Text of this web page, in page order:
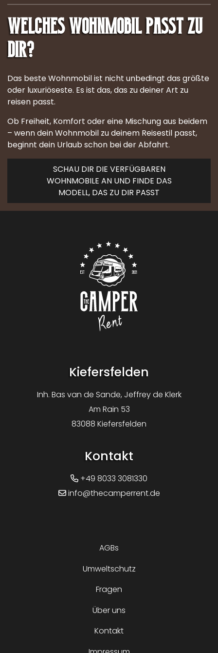
Welches Wohnmobil passt zu
dir?
Das beste Wohnmobil ist nicht unbedingt das größte
oder luxuriöseste. Es ist das, das zu deiner Art zu
reisen passt.
Ob Freiheit, Komfort oder eine Mischung aus beidem
– wenn dein Wohnmobil zu deinem Reisestil passt,
beginnt dein Urlaub schon bei der Abfahrt.
SCHAU DIR DIE VERFÜGBAREN
WOHNMOBILE AN UND FINDE DAS
MODELL, DAS ZU DIR PASST
Kiefersfelden
Inh. Bas van de Sande, Jeffrey de Klerk
Am Rain 53
83088 Kiefersfelden
Kontakt
+49 8033 3081330
info@thecamperrent.de
AGBs
Umweltschutz
Fragen
Über uns
Kontakt